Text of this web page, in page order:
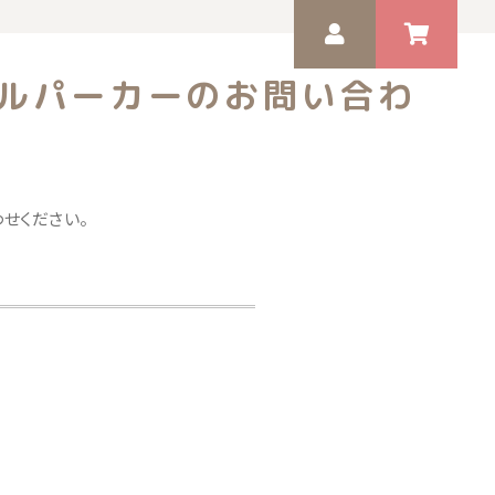
ゲスト 様
いつもありがとうございます。
パーカーのお問い合わ
ください。